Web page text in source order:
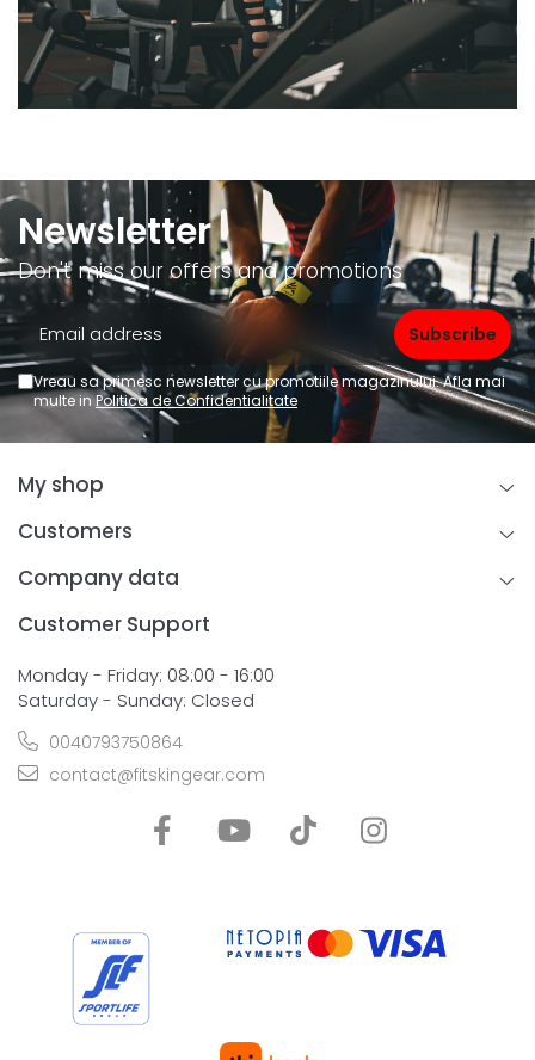
Newsletter
Don't miss our offers and promotions
Vreau sa primesc newsletter cu promotiile magazinului. Afla mai
multe inPolitica de Confidentialitate
My shop
Customers
Company data
Customer Support
Monday - Friday: 08:00 - 16:00
Saturday - Sunday: Closed
0040793750864
contact@fitskingear.com